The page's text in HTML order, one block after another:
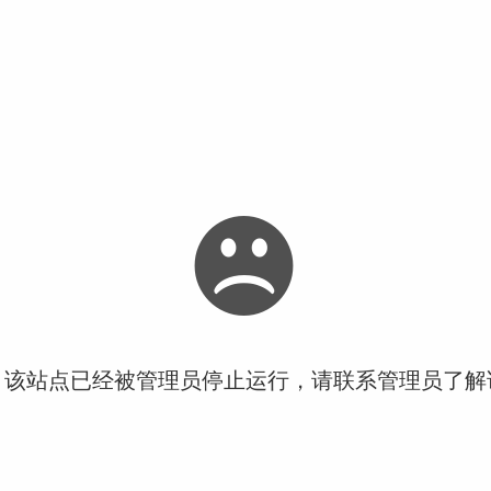
站点已经被管理员停止运行，请联系管理员了